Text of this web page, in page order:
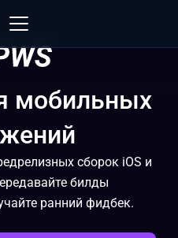
мобильных
сборок iOS и
билды
ранний фидбек.